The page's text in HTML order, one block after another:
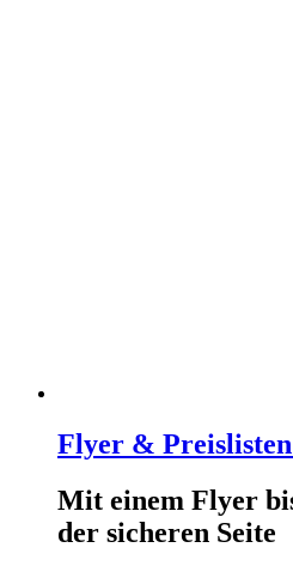
Flyer & Preislisten
Mit einem Flyer
der sicheren Seite